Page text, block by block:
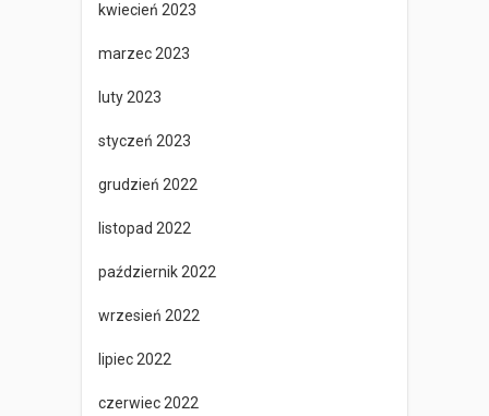
kwiecień 2023
marzec 2023
luty 2023
styczeń 2023
grudzień 2022
listopad 2022
październik 2022
wrzesień 2022
lipiec 2022
czerwiec 2022